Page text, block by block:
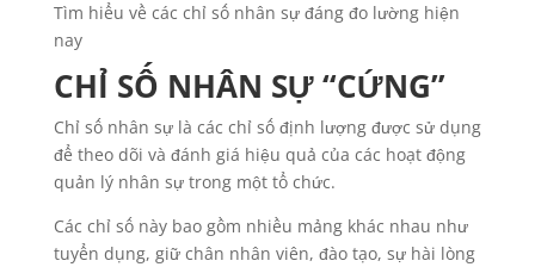
Tìm hiểu về các chỉ số nhân sự đáng đo lường hiện
nay
CHỈ SỐ NHÂN SỰ “CỨNG”
Chỉ số nhân sự là các chỉ số định lượng được sử dụng
để theo dõi và đánh giá hiệu quả của các hoạt động
quản lý nhân sự trong một tổ chức.
Các chỉ số này bao gồm nhiều mảng khác nhau như
tuyển dụng, giữ chân nhân viên, đào tạo, sự hài lòng